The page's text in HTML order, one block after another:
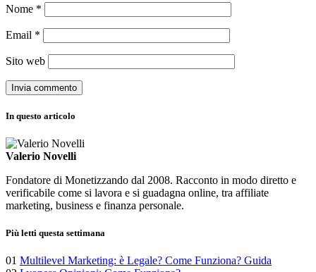
Nome *
Email *
Sito web
In questo articolo
Valerio Novelli
Fondatore di Monetizzando dal 2008. Racconto in modo diretto e
verificabile come si lavora e si guadagna online, tra affiliate
marketing, business e finanza personale.
Più letti questa settimana
01 Multilevel Marketing: è Legale? Come Funziona? Guida